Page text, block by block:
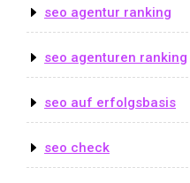
seo agentur ranking
seo agenturen ranking
seo auf erfolgsbasis
seo check